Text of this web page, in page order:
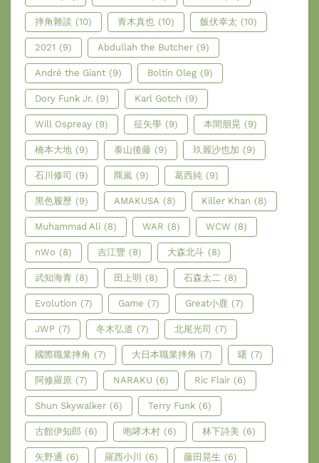
摔角雜談 (10) 青木真也 (10) 飯伏幸太 (10)
2021 (9) Abdullah the Butcher (9)
André the Giant (9) Boltin Oleg (9)
Dory Funk Jr. (9) Karl Gotch (9)
Will Ospreay (9) 征矢學 (9) 本間朋晃 (9)
橋本大地 (9) 泰山後藤 (9) 玖麗沙也加 (9)
石川修司 (9) 羆嵐 (9) 葛西純 (9)
黑色履歷 (9) AMAKUSA (8) Killer Khan (8)
Muhammad Ali (8) WAR (8) WCW (8)
nWo (8) 吉江豐 (8) 大森北斗 (8)
武知海青 (8) 田上明 (8) 石森太二 (8)
Evolution (7) Game (7) Great小鹿 (7)
JWP (7) 冬木弘道 (7) 北尾光司 (7)
國際職業摔角 (7) 大日本職業摔角 (7) 曙 (7)
阿修羅原 (7) NARAKU (6) Ric Flair (6)
Shun Skywalker (6) Terry Funk (6)
古館伊知郎 (6) 咆哮木村 (6) 林下詩美 (6)
矢野通 (6) 羅西小川 (6) 藤田晃生 (6)